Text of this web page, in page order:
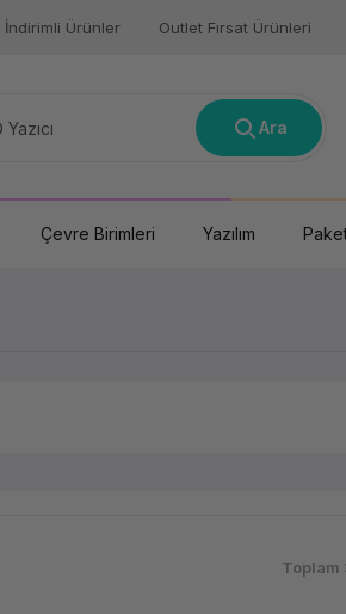
İndirimli Ürünler Outlet Fırsat Ürünleri
Ara
Çevre Birimleri Yazılım
Toplam